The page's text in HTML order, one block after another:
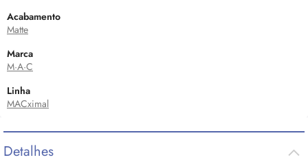
Acabamento
Matte
Marca
M·A·C
Linha
MACximal
Detalhes